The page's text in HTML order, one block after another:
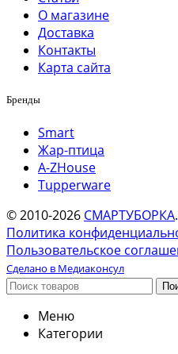
О магазине
Доставка
Контакты
Карта сайта
Бренды
Smart
Жар-птица
A-ZHouse
Tupperware
© 2010-2026 СМАРТУБОРКА
Политика
Пользовательское
Сделано в Медиаконсул
Меню
Категории